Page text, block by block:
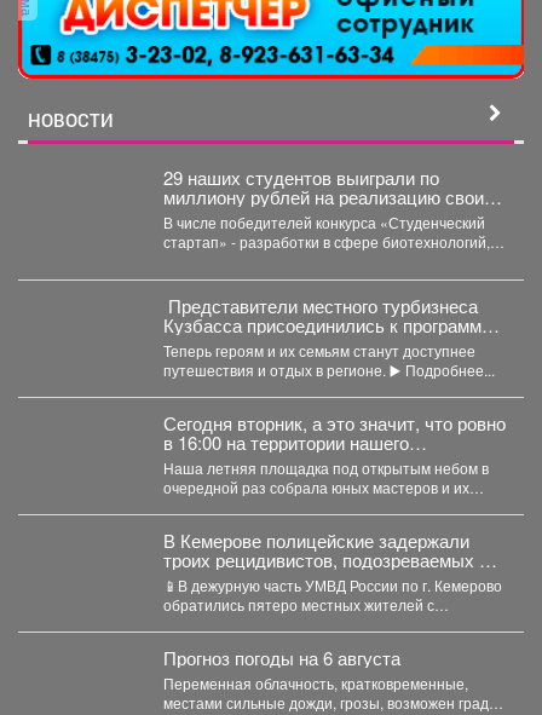
НОВОСТИ
29 наших студентов выиграли по
миллиону рублей на реализацию своих
проектов.
В числе победителей конкурса «Студенческий
стартап» - разработки в сфере биотехнологий,
Представители местного турбизнеса
Кузбасса присоединились к программе
поддержки участников СВО и их
близкихне.
Теперь героям и их семьям станут доступнее
путешествия и отдых в регионе. ▶️ Подробнее...
Сегодня вторник, а это значит, что ровно
в 16:00 на территории нашего
выставочного зала снова закипела
большая творческая работа.
Наша летняя площадка под открытым небом в
очередной раз собрала юных мастеров и их
В Кемерове полицейские задержали
троих рецидивистов, подозреваемых в
совершении серии краж
📱В дежурную часть УМВД России по г. Кемерово
обратились пятеро местных жителей с
Прогноз погоды на 6 августа
Переменная облачность, кратковременные,
местами сильные дожди, грозы, возможен град.